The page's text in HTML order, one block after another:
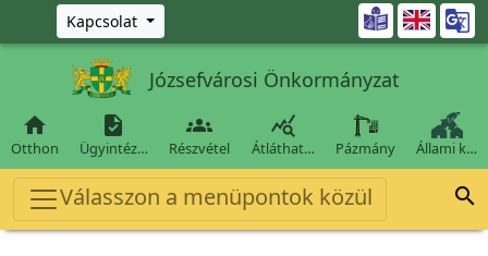
Ugrás a fő tartalomra
Kapcsolat 
Józsefvárosi Önkormányzat

Otthon

Ügyintéz…

Részvétel

Átláthat… Pázmány Állami k…
Válasszon a menüpontok közül 